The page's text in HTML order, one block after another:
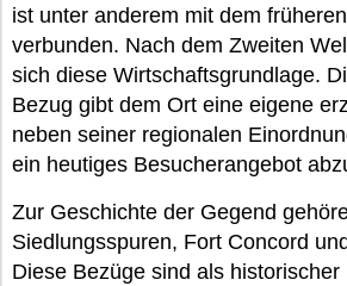
ist unter anderem mit dem
verbunden. Nach dem Zweiten
sich diese Wirtschaftsgrundlage.
Bezug gibt dem Ort eine eigene
neben seiner regionalen
ein heutiges Besucherangebot
Zur Geschichte der Gegend
Siedlungsspuren, Fort Concord
Diese Bezüge sind als historischer